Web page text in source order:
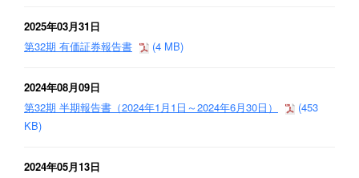
2025年03月31日
第32期 有価証券報告書
(4 MB)
2024年08月09日
第32期 半期報告書（2024年1月1日～2024年6月30日）
(453
KB)
2024年05月13日